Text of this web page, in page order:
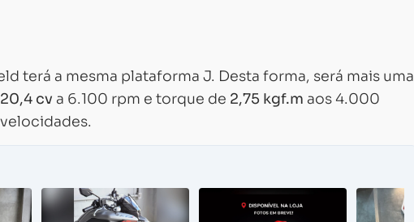
terá a mesma plataforma J. Desta forma, será mais uma
20,4 cv a 6.100 rpm e torque de 2,75 kgf.m aos 4.000